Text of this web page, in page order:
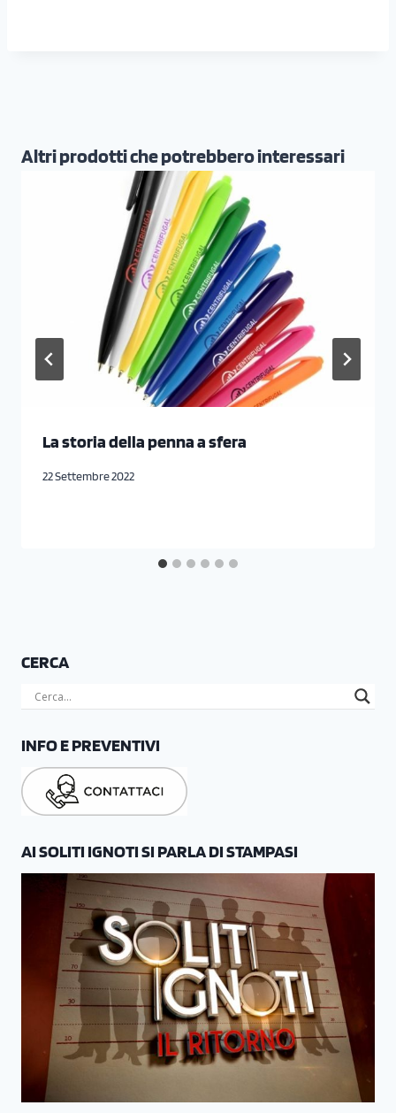
Altri prodotti che potrebbero interessari
La storia della penna a sfera
22 Settembre 2022
CERCA
INFO E PREVENTIVI
AI SOLITI IGNOTI SI PARLA DI STAMPASI